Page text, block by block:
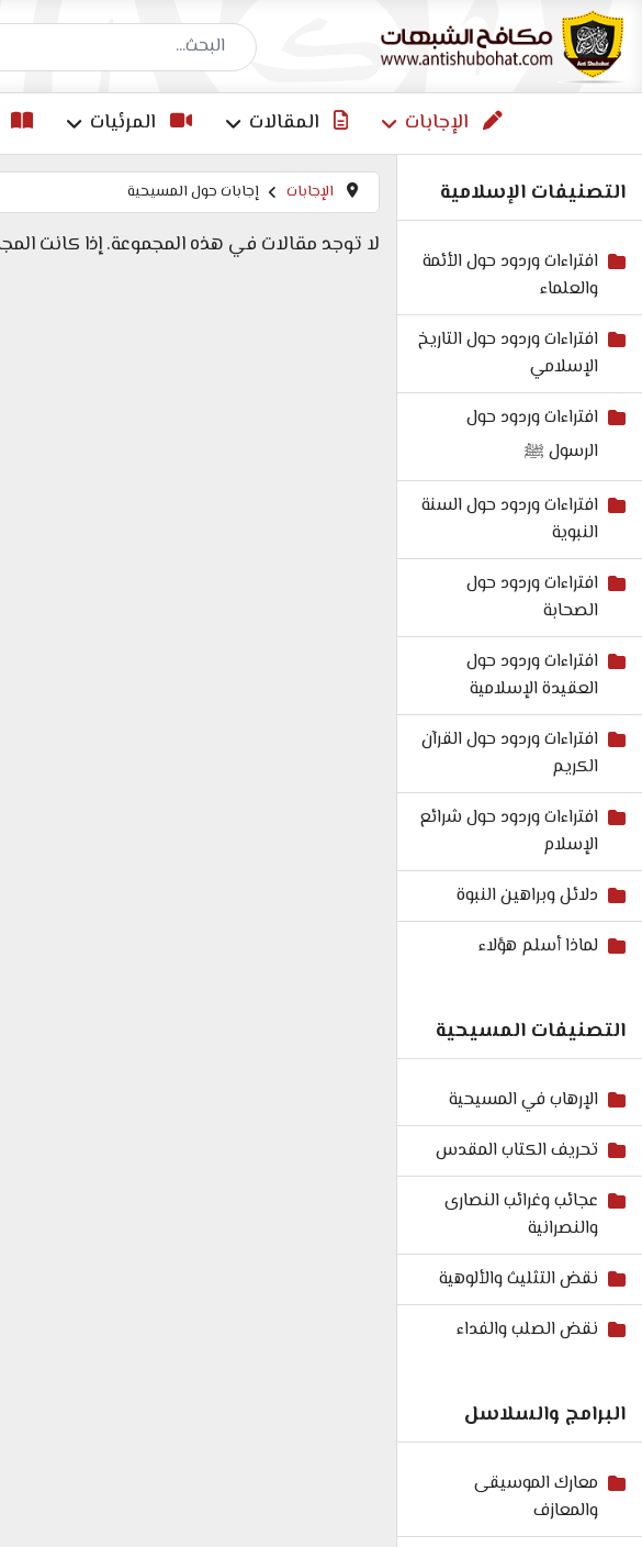
البحث عن إجابات
الإجابات المقالات المرئيات
التصنيفات الإسلامية
افتراءات وردود حول الأئمة
والعلماء
افتراءات وردود حول التاريخ
الإسلامي
افتراءات وردود حول
الرسول ﷺ
افتراءات وردود حول السنة
النبوية
افتراءات وردود حول
الصحابة
افتراءات وردود حول
العقيدة الإسلامية
افتراءات وردود حول القرآن
الكريم
افتراءات وردود حول شرائع
الإسلام
دلائل وبراهين النبوة
لماذا أسلم هؤلاء
التصنيفات المسيحية
الإرهاب في المسيحية
تحريف الكتاب المقدس
عجائب وغرائب النصارى
والنصرانية
نقض التثليث والألوهية
نقض الصلب والفداء
البرامج والسلاسل
معارك الموسيقى
والمعازف
الإجابات إجابات حول المسيحية
لا توجد مقالات في هذه المجموعة. إذا كانت